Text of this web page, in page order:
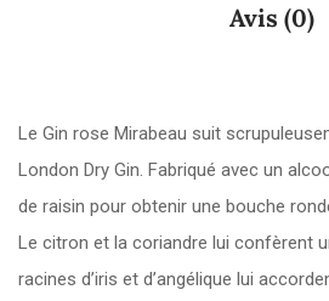
Avis (0)
Le Gin rose Mirabeau suit
London Dry Gin. Fabriqué avec un
de raisin pour obtenir une bouche
Le citron et la coriandre lui confèrent
racines d’iris et d’angélique lui